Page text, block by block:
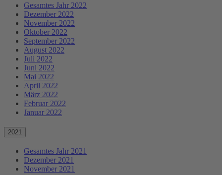
Gesamtes Jahr 2022
Dezember 2022
November 2022
Oktober 2022
September 2022
August 2022
Juli 2022
Juni 2022
Mai 2022
April 2022
März 2022
Februar 2022
Januar 2022
2021
Gesamtes Jahr 2021
Dezember 2021
November 2021